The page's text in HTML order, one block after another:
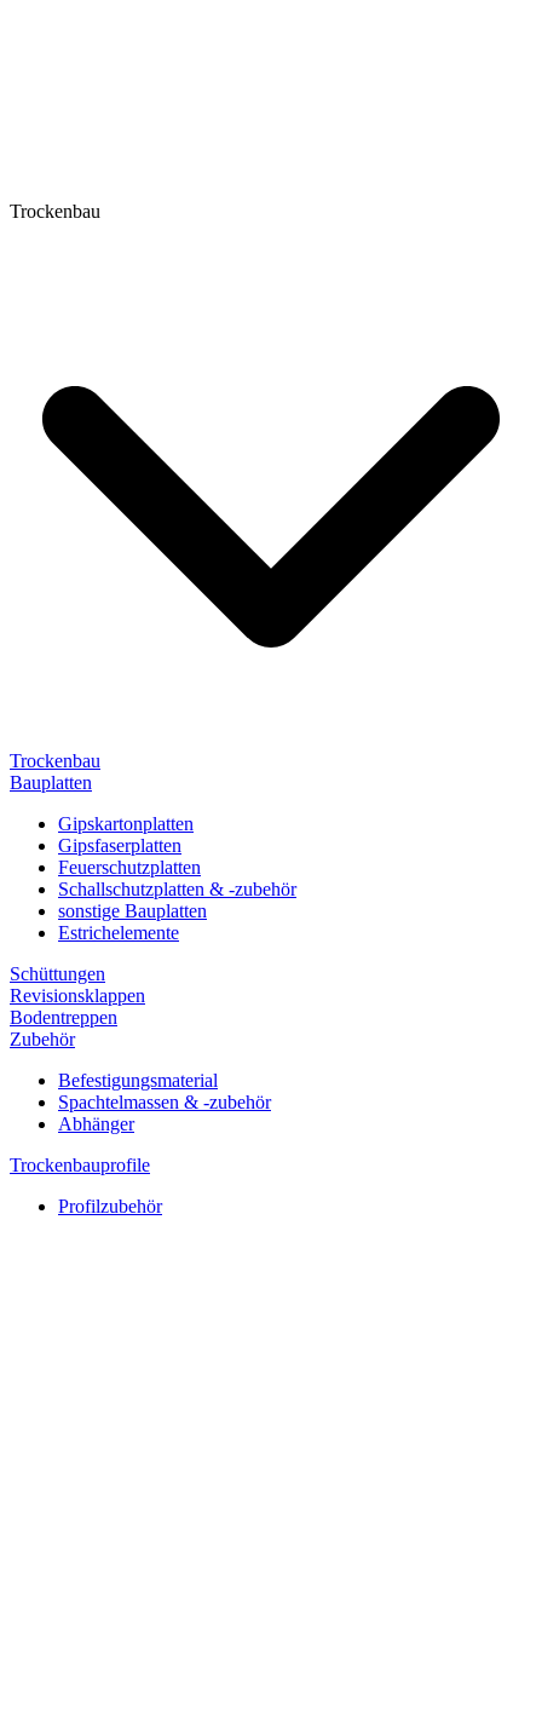
Trockenbau
Trockenbau
Bauplatten
Gipskartonplatten
Gipsfaserplatten
Feuerschutzplatten
Schallschutzplatten & -zubehör
sonstige Bauplatten
Estrichelemente
Schüttungen
Revisionsklappen
Bodentreppen
Zubehör
Befestigungsmaterial
Spachtelmassen & -zubehör
Abhänger
Trockenbauprofile
Profilzubehör